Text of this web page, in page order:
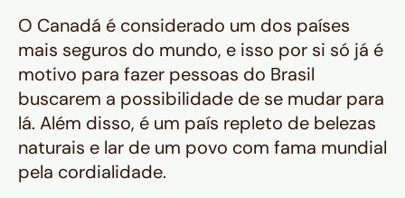
O Canadá é considerado um dos países
mais seguros do mundo, e isso por si só já é
motivo para fazer pessoas do Brasil
buscarem a possibilidade de se mudar para
lá. Além disso, é um país repleto de belezas
naturais e lar de um povo com fama mundial
pela cordialidade.